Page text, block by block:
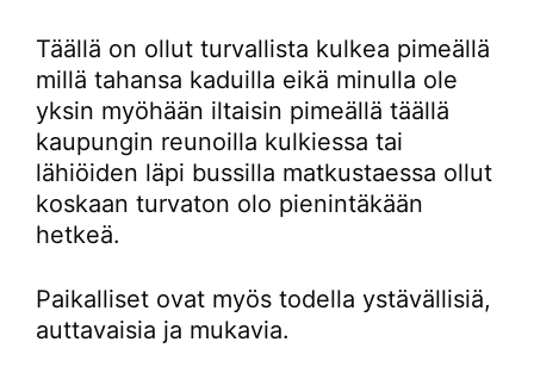
Täällä on ollut turvallista kulkea pimeällä
millä tahansa kaduilla eikä minulla ole
yksin myöhään iltaisin pimeällä täällä
kaupungin reunoilla kulkiessa tai
lähiöiden läpi bussilla matkustaessa ollut
koskaan turvaton olo pienintäkään
hetkeä.
Paikalliset ovat myös todella ystävällisiä,
auttavaisia ja mukavia.